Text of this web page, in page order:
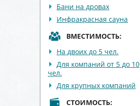
Бани на дровах
Инфракрасная сауна
ВМЕСТИМОСТЬ:
На двоих до 5 чел.
Для компаний от 5 до 10
чел.
Для крупных компаний
СТОИМОСТЬ: